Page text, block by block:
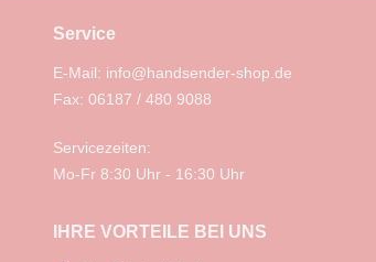
Service
E-Mail: info@handsender-shop.de
Fax: 06187 / 480 9088
Servicezeiten:
Mo-Fr 8:30 Uhr - 16:30 Uhr
IHRE VORTEILE BEI UNS